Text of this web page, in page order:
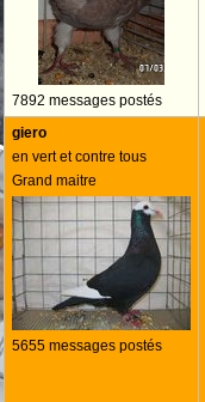
7892 messages postés
giero
en vert et contre tous
Grand maitre
5655 messages postés